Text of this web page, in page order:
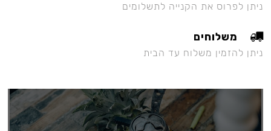
ניתן לפרוס את הקנייה לתשלומים
משלוחים
ניתן להזמין משלוח עד הבית